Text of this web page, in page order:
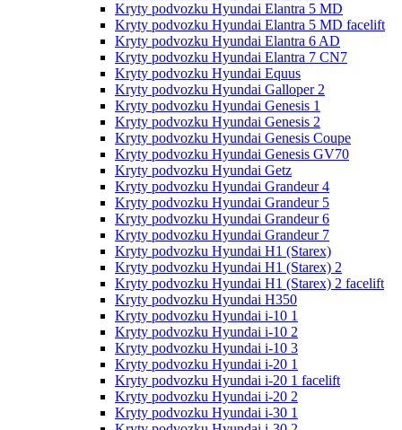
Kryty podvozku Hyundai Elantra 5 MD
Kryty podvozku Hyundai Elantra 5 MD facelift
Kryty podvozku Hyundai Elantra 6 AD
Kryty podvozku Hyundai Elantra 7 CN7
Kryty podvozku Hyundai Equus
Kryty podvozku Hyundai Galloper 2
Kryty podvozku Hyundai Genesis 1
Kryty podvozku Hyundai Genesis 2
Kryty podvozku Hyundai Genesis Coupe
Kryty podvozku Hyundai Genesis GV70
Kryty podvozku Hyundai Getz
Kryty podvozku Hyundai Grandeur 4
Kryty podvozku Hyundai Grandeur 5
Kryty podvozku Hyundai Grandeur 6
Kryty podvozku Hyundai Grandeur 7
Kryty podvozku Hyundai H1 (Starex)
Kryty podvozku Hyundai H1 (Starex) 2
Kryty podvozku Hyundai H1 (Starex) 2 facelift
Kryty podvozku Hyundai H350
Kryty podvozku Hyundai i-10 1
Kryty podvozku Hyundai i-10 2
Kryty podvozku Hyundai i-10 3
Kryty podvozku Hyundai i-20 1
Kryty podvozku Hyundai i-20 1 facelift
Kryty podvozku Hyundai i-20 2
Kryty podvozku Hyundai i-30 1